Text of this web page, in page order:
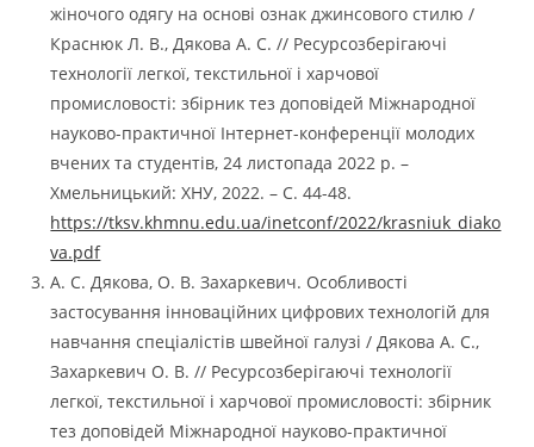
жіночого одягу на основі ознак джинсового стилю /
Краснюк Л. В., Дякова А. С. // Ресурсозберігаючі
технології легкої, текстильної і харчової
промисловості: збірник тез доповідей Міжнародної
науково-практичної Інтернет-конференції молодих
вчених та студентів, 24 листопада 2022 р. –
Хмельницький: ХНУ, 2022. – С. 44-48.
https://tksv.khmnu.edu.ua/inetconf/2022/krasniuk_diako
va.pdf
А. С. Дякова, О. В. Захаркевич. Особливості
застосування інноваційних цифрових технологій для
навчання спеціалістів швейної галузі / Дякова А. С.,
Захаркевич О. В. // Ресурсозберігаючі технології
легкої, текстильної і харчової промисловості: збірник
тез доповідей Міжнародної науково-практичної